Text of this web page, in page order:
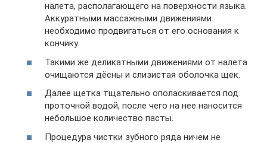
налета, располагающего на поверхности языка.
Аккуратными массажными движениями
необходимо продвигаться от его основания к
кончику.
Такими же деликатными движениями от налета
очищаются дёсны и слизистая оболочка щек.
Далее щетка тщательно ополаскивается под
проточной водой, после чего на нее наносится
небольшое количество пасты.
Процедура чистки зубного ряда ничем не